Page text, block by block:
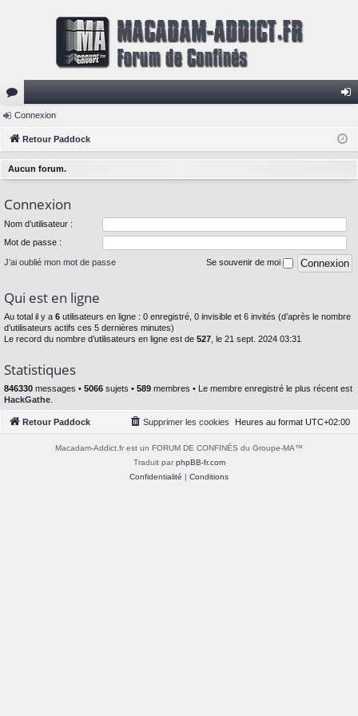
or
u
m
ne
Connexion
Retour Paddock
Aucun forum.
Connexion
Nom d’utilisateur :
Mot de passe :
J’ai oublié mon mot de passe Se souvenir de moi
Qui est en ligne
Au total il y a 6 utilisateurs en ligne : 0 enregistré, 0 invisible et 6 invités (d’après le nombre
d’utilisateurs actifs ces 5 dernières minutes)
Le record du nombre d’utilisateurs en ligne est de 527 , le 21 sept. 2024 03:31
Statistiques
846330 messages • 5066 sujets • 589 membres • Le membre enregistré le plus récent est
HackGathe
Retour Paddock Heures au format UTC+02:00
Supprimer les cookies
Macadam-Addict.fr est un FORUM DE CONFINÉS du Groupe-MA™
Traduit par phpBB-fr.com
Confidentialité | Conditions